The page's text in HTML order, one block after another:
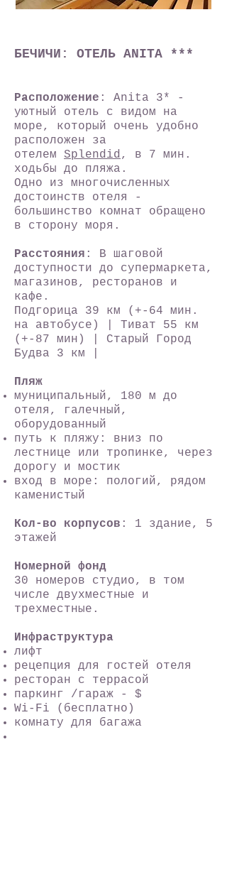
БЕЧИЧИ: ОТЕЛЬ ANITA ***
Расположение : Anita 3* -
уютный отель с видом на
море, который очень удобно
расположен за
отелем Splendid, в 7 мин.
ходьбы до пляжа.
Одно из многочисленных
достоинств отеля -
большинство комнат обращено
в сторону моря.
Расстояния : В шаговой
доступности до супермаркета,
магазинов, ресторанов и
кафе.
Подгорица 39 км (+-64 мин.
на автобусе) | Тиват 55 км
(+-87 мин) | Старый Город
Будва 3 км |
Пляж
муниципальный, 180 м до
отеля, галечный,
оборудованный
путь к пляжу: вниз по
лестнице или тропинке, через
дорогу и мостик
вход в море: пологий, рядом
каменистый
Кол-во корпусов : 1 здание, 5
этажей
Номерной фонд
30 номеров студио, в том
числе двухместные и
трехместные.
Инфраструктура
лифт
рецепция для гостей отеля
ресторан с террасой
паркинг /гараж - $
Wi-Fi (бесплатно)
комнату для багажа